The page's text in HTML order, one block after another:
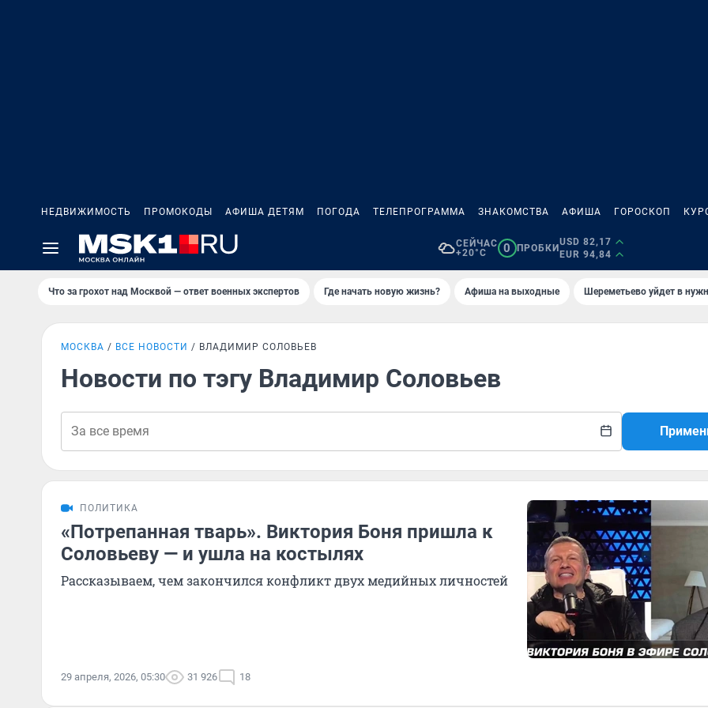
НЕДВИЖИМОСТЬ ПРОМОКОДЫ АФИША ДЕТЯМ ПОГОДА ТЕЛЕПРОГРАММА ЗНАКОМСТВА АФИША ГОРОСКОП
СЕЙЧАС
+20°C
0 ПРОБКИ
USD 82,17
EUR 94,84
Что за грохот над Москвой — ответ военных экспертов Где начать новую жизнь? Афиша на выходные Шереметьево уйдет в
МОСКВА ВСЕ НОВОСТИ ВЛАДИМИР СОЛОВЬЕВ
Новости по тэгу Владимир Соловьев
ПОЛИТИКА
«Потрепанная тварь». Виктория Боня пришла к
Соловьеву — и ушла на костылях
Рассказываем, чем закончился конфликт двух медийных личностей
29 апреля, 2026, 05:30 31 926 18